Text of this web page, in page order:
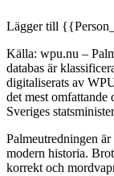
Lägger till
Källa: wpu.nu –
databas är
digitaliserats av
det mest
Sveriges
Palmeutredningen
modern historia.
korrekt och